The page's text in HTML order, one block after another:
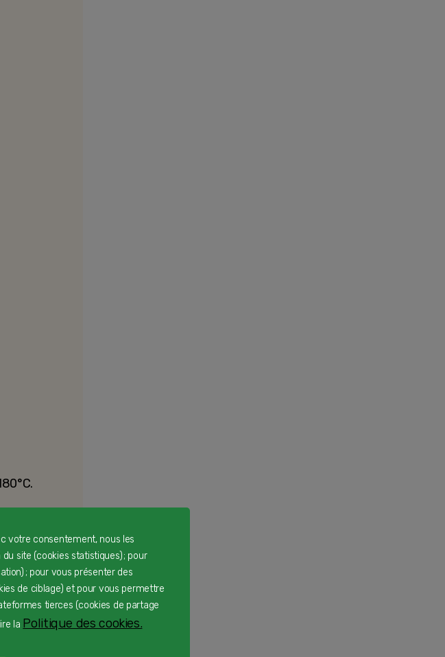
votre consentement, nous les
site (cookies statistiques) ; pour
; pour vous présenter des
de ciblage) et pour vous permettre
tierces (cookies de partage
la Politique des cookies.